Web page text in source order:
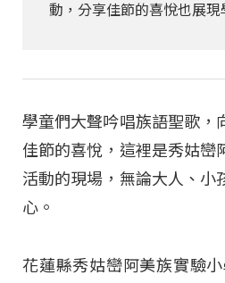
動，分享佳節的喜悅也展現
學童們大聲吟唱族語聖歌，
佳節的喜悅，這裡是秀姑巒
活動的現場，無論大人、小
心。
花蓮縣秀姑巒阿美族實驗